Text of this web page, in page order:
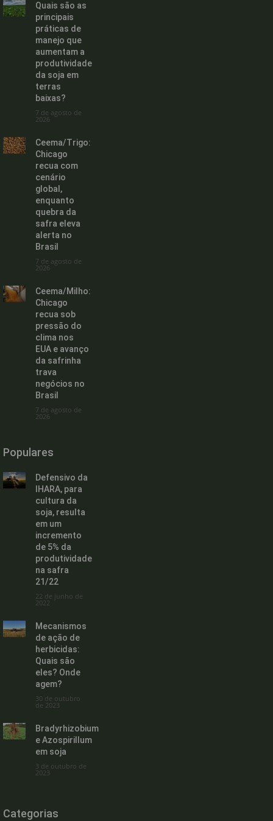
Quais são as
principais
práticas de
manejo que
aumentam a
produtividade
da soja em
terras
baixas?
7 de agosto de
2026
Ceema/Trigo:
Chicago
recua com
cenário
global,
enquanto
quebra da
safra eleva
alerta no
Brasil
7 de agosto de
2026
Ceema/Milho:
Chicago
recua sob
pressão do
clima nos
EUA e avanço
da safrinha
trava
negócios no
Brasil
7 de agosto de
2026
Populares
Defensivo da
IHARA, para
cultura da
soja, resulta
em um
incremento
de 5% da
produtividade
na safra
21/22
22 de junho de
2022
Mecanismos
de ação de
herbicidas:
Quais são
eles? Onde
agem?
30 de outubro
de 2023
Bradyrhizobium
e Azospirillum
em soja
3 de outubro de
2023
Categorias